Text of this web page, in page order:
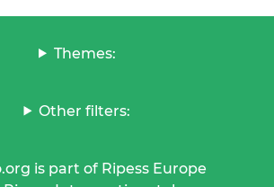
Themes:
Other filters:
is part of Ripess Europe